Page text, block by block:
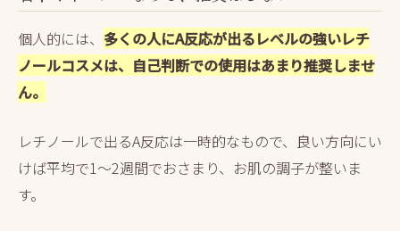
個人的には、 多くの人にA反応が出るレベルの強いレチ
ノールコスメは、自己判断での使用はあまり推奨しませ
ん。
レチノールで出るA反応は一時的なもので、良い方向にい
けば平均で1～2週間でおさまり、お肌の調子が整いま
す。